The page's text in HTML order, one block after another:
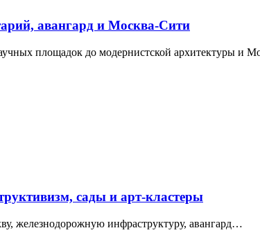
авангард и Москва-Сити
площадок до модернистской архитектуры и
сады и арт-кластеры
железнодорожную инфраструктуру, авангард…